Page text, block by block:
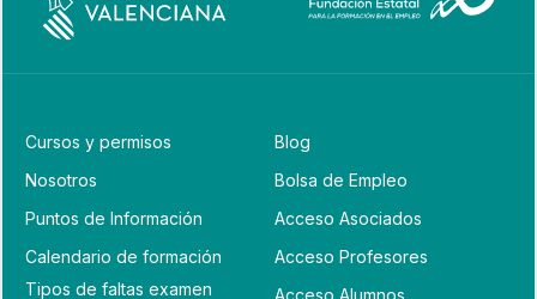
Cursos y permisos
Nosotros
Puntos de Información
Calendario de formación
Tipos de faltas examen
Blog
Bolsa de Empleo
Acceso Asociados
Acceso Profesores